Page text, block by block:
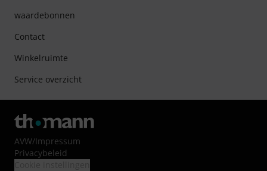
waardebonnen
Contact
Winkelruimte
Service overzicht
AVW/Impressum
Privacybeleid